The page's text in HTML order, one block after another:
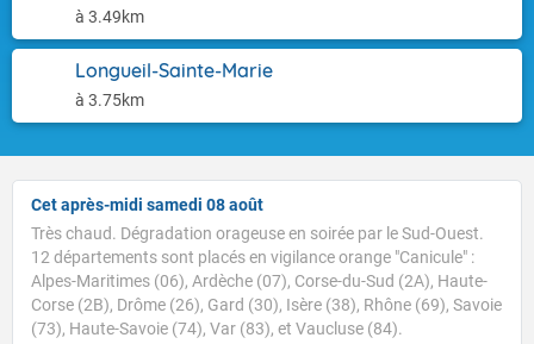
à 3.49km
Longueil-Sainte-Marie
à 3.75km
Cet après-midi samedi 08 août
Très chaud. Dégradation orageuse en soirée par le Sud-Ouest.
12 départements sont placés en vigilance orange "Canicule" :
Alpes-Maritimes (06), Ardèche (07), Corse-du-Sud (2A), Haute-
Corse (2B), Drôme (26), Gard (30), Isère (38), Rhône (69), Savoie
(73), Haute-Savoie (74), Var (83), et Vaucluse (84).